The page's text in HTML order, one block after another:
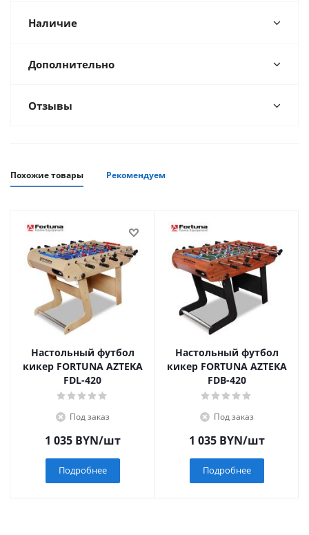
Наличие
Дополнительно
Отзывы
Похожие товары Рекомендуем
Настольный футбол
кикер FORTUNA AZTEKA
FDL-420
Под заказ
1 035BYN/шт
Подробнее
Настольный футбол
кикер FORTUNA AZTEKA
FDB-420
Под заказ
1 035BYN/шт
Подробнее